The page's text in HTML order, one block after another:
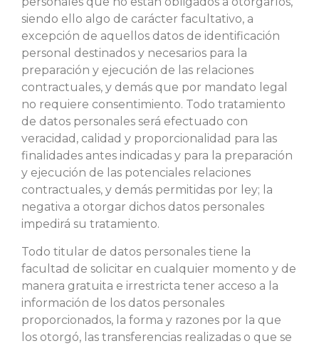
siendo ello algo de carácter facultativo, a
excepción de aquellos datos de identificación
personal destinados y necesarios para la
preparación y ejecución de las relaciones
contractuales, y demás que por mandato legal
no requiere consentimiento. Todo tratamiento
de datos personales será efectuado con
veracidad, calidad y proporcionalidad para las
finalidades antes indicadas y para la preparación
y ejecución de las potenciales relaciones
contractuales, y demás permitidas por ley; la
negativa a otorgar dichos datos personales
impedirá su tratamiento.
Todo titular de datos personales tiene la
facultad de solicitar en cualquier momento y de
manera gratuita e irrestricta tener acceso a la
información de los datos personales
proporcionados, la forma y razones por la que
los otorgó, las transferencias realizadas o que se